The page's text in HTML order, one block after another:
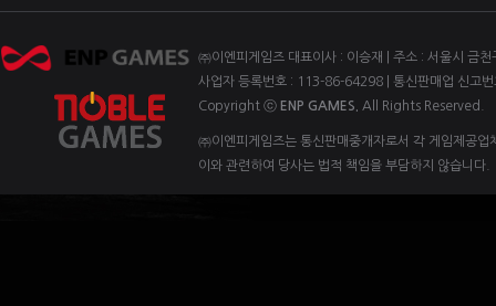
㈜이엔피게임즈 대표이사 : 이승재 | 주소 : 서울시
사업자 등록번호 : 113-86-64298 | 통신판매업 신고
Copyright ⓒ ENP GAMES. All Rights Reserved.
㈜이엔피게임즈는 통신판매중개자로서 각 게임제공
이와 관련하여 당사는 법적 책임을 부담하지 않습니다.